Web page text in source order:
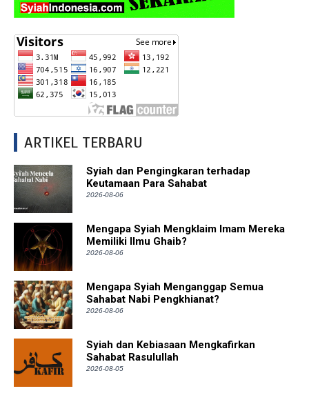
ARTIKEL TERBARU
Syiah dan Pengingkaran terhadap
Keutamaan Para Sahabat
2026-08-06
Mengapa Syiah Mengklaim Imam Mereka
Memiliki Ilmu Ghaib?
2026-08-06
Mengapa Syiah Menganggap Semua
Sahabat Nabi Pengkhianat?
2026-08-06
Syiah dan Kebiasaan Mengkafirkan
Sahabat Rasulullah
2026-08-05